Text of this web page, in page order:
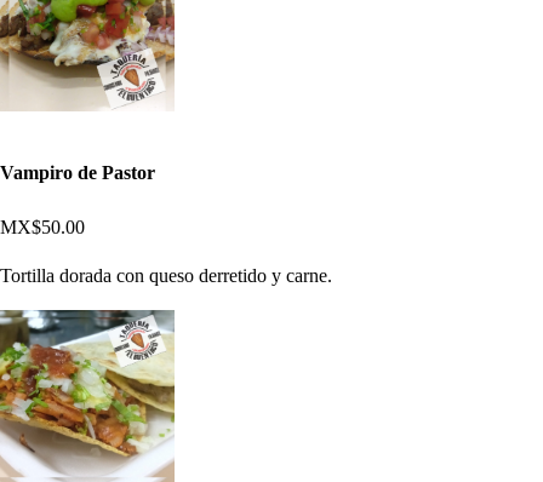
Vampiro de Pastor
MX$50.00
Tortilla dorada con queso derretido y carne.